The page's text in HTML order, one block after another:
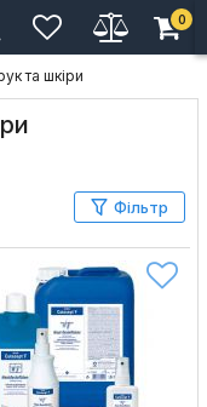
0
та шкіри
Фільтр